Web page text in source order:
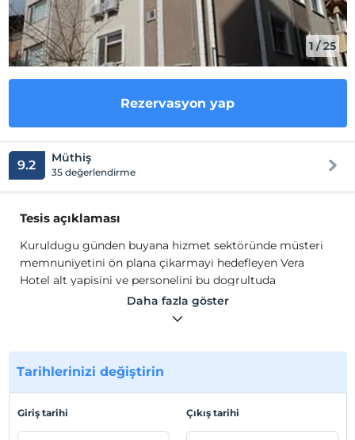
1/25
Rezervasyon yap
9.2 Müthiş
35 değerlendirme
Tesis açıklaması
Kuruldugu günden buyana hizmet sektöründe müsteri
memnuniyetini ön plana çikarmayi hedefleyen Vera
Hotel alt yapisini ve personelini bu dogrultuda
egitmektedir . Misafirlerimize konaklama hizmetlerini
maxumum seviyede tutarak ihtiyaçlara uygun verimli
Kuruldugu günden buyana hizmet sektöründe müsteri
memnuniyetini ön plana çikarmayi hedefleyen Vera
maxumum seviyede tutarak ihtiyaçlara uygun verimli
çözümler sunar
Daha fazla göster
Tarihlerinizi değiştirin
Giriş tarihi Çıkış tarihi